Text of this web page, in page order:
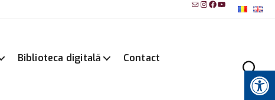
MailInstagram
Facebook
YouTube
Biblioteca digitală
Contact
Instrumente pentru accesibilitate